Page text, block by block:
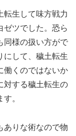
転生して味方戦力
ゼツでした。恐ら
同様の扱い方がで
にして、穢土転生
働くのではないか
対する穢土転生の
す。
ありな術なので物